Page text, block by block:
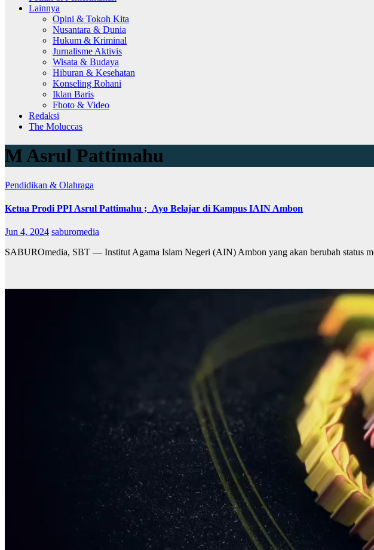
Lainnya
Opini & Tokoh Kita
Nusantara & Dunia
Hukum & Kriminal
Jurnalisme Aktivis
Wisata & Budaya
Hiburan & Kesehatan
Konseling Rohani
Iklan Baris
Fhoto & Video
Redaksi
The Moluccas
M Asrul Pattimahu
Pendidikan & Olahraga
Ketua Prodi PPI Asrul Pattimahu ; Ayo Belajar di Kampus IAIN Ambon
Jun 4, 2024 saburomedia
SABUROmedia, SBT — Institut Agama Islam Negeri (AIN) Ambon yang akan berubah status